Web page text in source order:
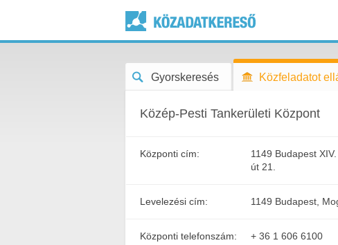
Gyorskeresés Közfeladatot
Közép-Pesti Tankerületi Központ
Központi cím:
1149 Budapest
út 21.
Levelezési cím: 1149 Budapest,
Központi telefonszám: + 36 1 606 6100